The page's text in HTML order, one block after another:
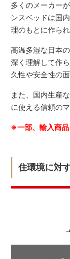
多くのメーカー
ンスベッドは国
理のもとに作られ
高温多湿な日本
深く理解して作
久性や安全性の
また、国内生産
に使える信頼の
※一部、輸入商品
住環境に対